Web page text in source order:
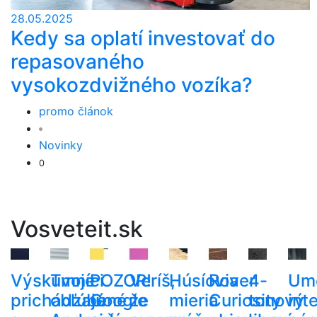
28.05.2025
Kedy sa oplatí investovať do
repasovaného
vysokozdvižného vozíka?
promo článok
Novinky
0
Vosveteit.sk
Výskumníci
prichádzajú
Tvoje
obľúbené
POZOR!
Google
Veríš,
že
Húsíovia
mieria
Rover
Curiosity
4-
tonový